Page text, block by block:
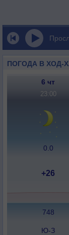
ПОГОДА В ХОД-
6 чт
23:00
0.0
+26
748
Ю-З